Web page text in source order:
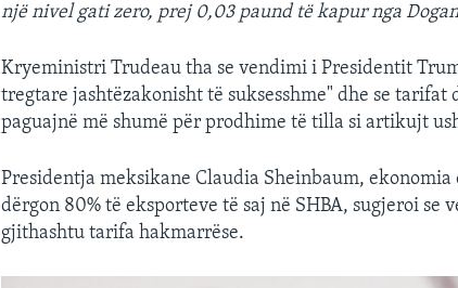
një nivel gati zero, prej 0,03 paund të kapur nga
Kryeministri Trudeau tha se vendimi i Presidentit
tregtare jashtëzakonisht të suksesshme" dhe se tarifat
paguajnë më shumë për prodhime të tilla si artikujt
Presidentja meksikane Claudia Sheinbaum, ekonomia
dërgon 80% të eksporteve të saj në SHBA, sugjeroi se
gjithashtu tarifa hakmarrëse.